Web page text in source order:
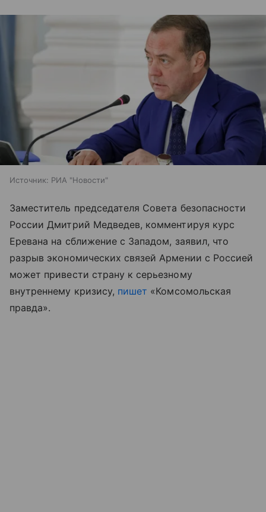
Источник: РИА "Новости"
Заместитель председателя Совета безопасности
России Дмитрий Медведев, комментируя курс
Еревана на сближение с Западом, заявил, что
разрыв экономических связей Армении с Россией
может привести страну к серьезному
внутреннему кризису, пишет «Комсомольская
правда».